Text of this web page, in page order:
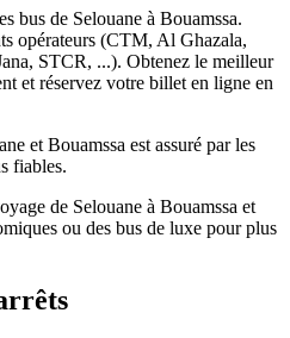
bus de Selouane à Bouamssa.
opérateurs (CTM, Al Ghazala,
STCR, ...). Obtenez le meilleur
et réservez votre billet en ligne en
et Bouamssa est assuré par les
fiables.
de Selouane à Bouamssa et
ou des bus de luxe pour plus